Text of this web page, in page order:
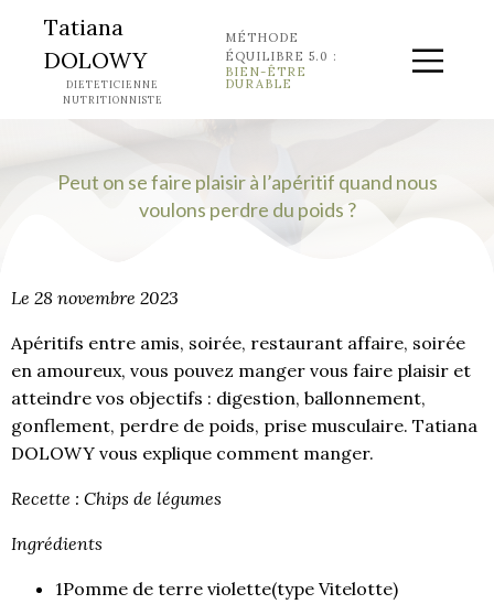
Tatiana
DOLOWY
DIETETICIENNE
NUTRITIONNISTE
MÉTHODE
ÉQUILIBRE 5.0 :
BIEN-ÊTRE
DURABLE
Peut on se faire plaisir à l’apéritif quand nous
voulons perdre du poids ?
Le 28 novembre 2023
Apéritifs entre amis, soirée, restaurant affaire, soirée
en amoureux, vous pouvez manger vous faire plaisir et
atteindre vos objectifs : digestion, ballonnement,
gonflement, perdre de poids, prise musculaire. Tatiana
DOLOWY vous explique comment manger.
Recette : Chips de légumes
Ingrédients
1Pomme de terre violette(type Vitelotte)